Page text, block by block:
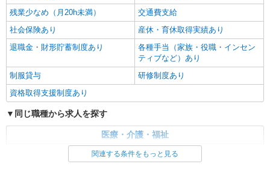
残業少なめ（月20h未満）
交通費支給
社会保険あり
産休・育休取得実績あり
退職金・財形貯蓄制度あり
各種手当（家族・役職・インセン
ティブなど）あり
制服貸与
研修制度あり
資格取得支援制度あり
同じ職種から求人を探す
医療・介護・福祉
関連する条件をもっと見る